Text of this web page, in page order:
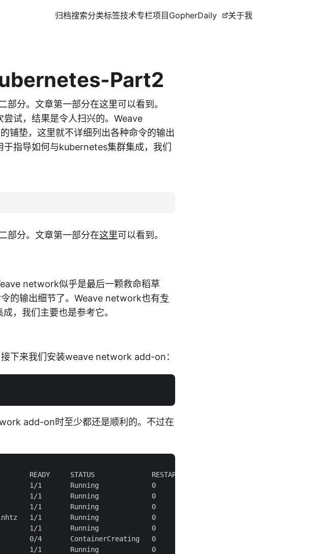
归档搜索分类标签技术专栏项目 GopherDaily 关于我
Part2
分。文章第一部分在这里可以看到。
试，结果是令人扫兴的。Weave
铺垫，这里就不详细列出各种命令的输出
指导如何与kubernetes集群集成，我们
部分。文章第一部分在这里可以看到。
network似乎是最后一颗救命稻草
的输出细节了。Weave network也有专
，我们主要也是参考它。
下来我们安装weave network add-on：
add-on时至少都还是顺利的。不过在
READY     STATUS              RESTARTS   AGE       IP             NODE
1/1       Running             0          42m       10.47.217.91
1/1       Running             0          42m       10.47.217.91
1/1       Running             0          42m       10.47.217.91
1/1       Running             0          42m       10.47.217.91
1/1       Running             0          42m       10.47.217.91
0/4       ContainerCreating   0          42m       <none>
1/1       Running             0          42m       10.47.217.91